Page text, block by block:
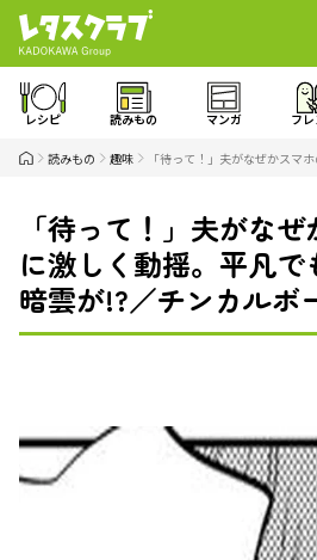
レシピ 読みもの マンガ フ
読みもの 趣味 「待って！」夫がなぜかスマ
「待って！」夫がな
に激しく動揺。平凡
暗雲が!?／チンカルボ